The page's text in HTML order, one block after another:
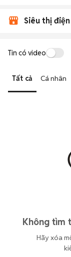
Siêu thị
Tin có video
Tất cả Cá nhân
Không tìm
Hãy xóa